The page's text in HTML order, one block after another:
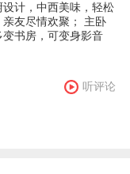
计，中西美味，轻松
友尽情欢聚； 主卧
书房，可变身影音
听评论